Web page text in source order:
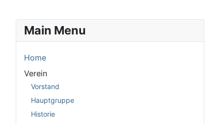
Main Menu
Home
Verein
Vorstand
Hauptgruppe
Historie